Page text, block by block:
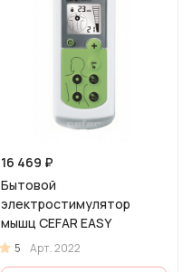
16 469 ₽
Бытовой
электростимулятор
мышц CEFAR EASY
5 Арт.2022